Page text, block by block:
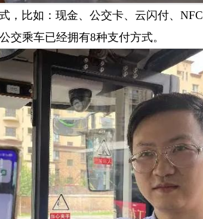
，比如：现金、公交卡、云闪付、NFC
交乘车已经拥有8种支付方式。